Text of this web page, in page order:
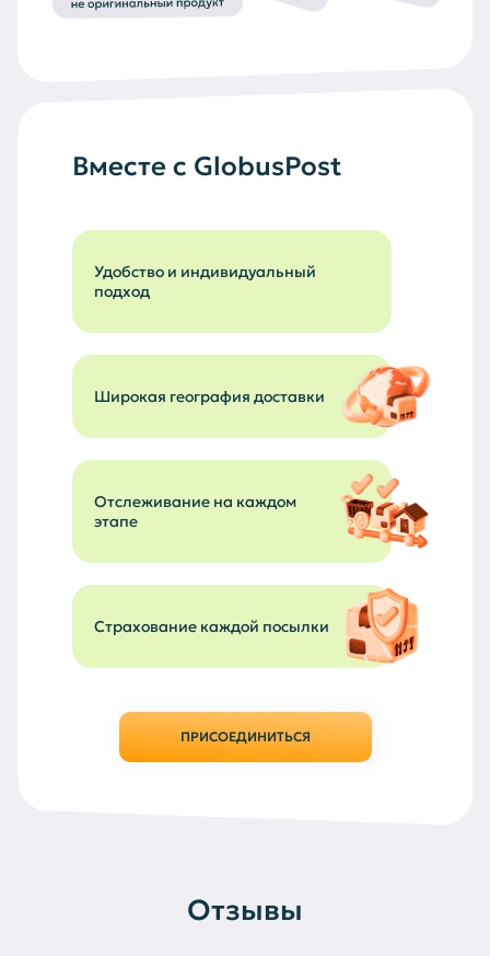
Вместе с GlobusPost
Удобство и индивидуальный
подход
Широкая география доставки
Отслеживание на каждом
этапе
Страхование каждой посылки
ПРИСОЕДИНИТЬСЯ
Отзывы